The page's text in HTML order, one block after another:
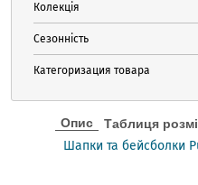
Колекція
Сезонність
Категоризация товара
Опис Таблиця
Шапки та бейсболки